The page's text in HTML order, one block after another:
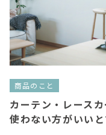
商品のこと
カーテン・レース
使わない方がいい